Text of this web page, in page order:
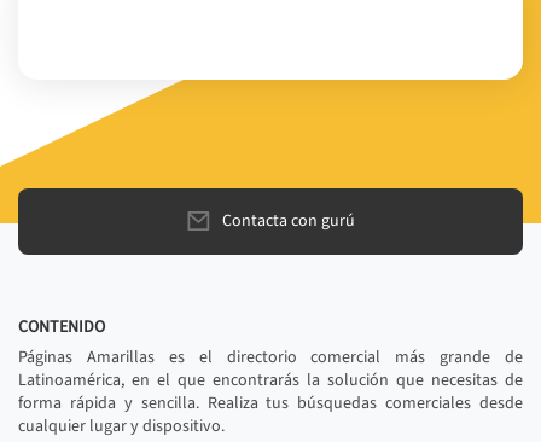
Contacta con gurú
CONTENIDO
Páginas Amarillas es el directorio comercial más grande de
Latinoamérica, en el que encontrarás la solución que necesitas de
forma rápida y sencilla. Realiza tus búsquedas comerciales desde
cualquier lugar y dispositivo.